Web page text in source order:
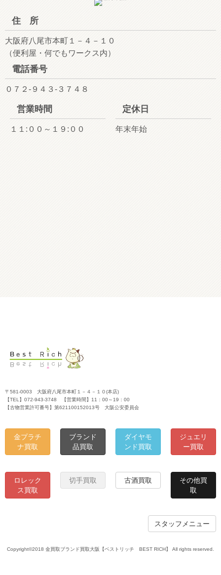
住 所
大阪府八尾市本町１－４－１０
（便利屋・何でもワークス内）
電話番号
０７２-９４３-３７４８
営業時間
１１:００～１９:００
定休日
年末年始
〒581-0003 大阪府八尾市本町１－４－１０(本店)
【TEL】072-943-3748 【営業時間】11：00～19：00
【古物営業許可番号】第621100152013号 大阪公安委員会
金プラチ
ナ買取
ブランド
品買取
ダイヤモ
ンド買取
ジュエリ
ー買取
ロレック
ス買取
切手買取 古酒買取
その他買
取
スタッフメニュー
Copyright©2018 金買取ブランド買取大阪【ベストリッチ BEST RICH】 All rights reserved.